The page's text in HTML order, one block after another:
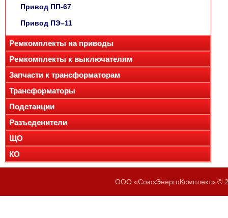
Привод ПП-67
Привод ПЭ–11
Ремкомплекты на приводы
Ремкомплекты к выключателям
Запчасти к трансформаторам
Трансформаторы
Подстанции
Разъеденители
ЩО
КО
ООО «СоюзЭнергоКомплект» ©